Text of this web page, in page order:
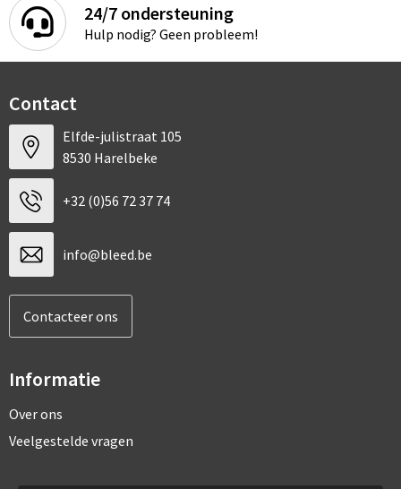
24/7 ondersteuning
Hulp nodig? Geen probleem!
Contact
Elfde-julistraat 105
8530 Harelbeke
+32 (0)56 72 37 74
info@bleed.be
Contacteer ons
Informatie
Over ons
Veelgestelde vragen